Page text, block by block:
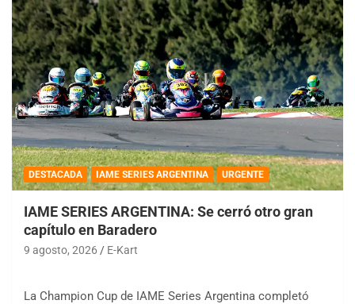
DESTACADA IAME SERIES ARGENTINA URGENTE
IAME SERIES ARGENTINA: Se cerró otro gran
capítulo en Baradero
9 agosto, 2026 E-Kart
La Champion Cup de IAME Series Argentina completó